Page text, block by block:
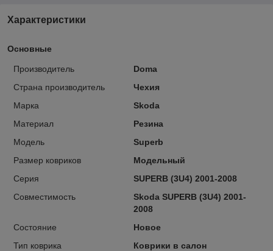
Характеристики
Основные
Производитель
Doma
Страна производитель
Чехия
Марка
Skoda
Материал
Резина
Модель
Superb
Размер ковриков
Модельный
Серия
SUPERB (3U4) 2001-2008
Совместимость
Skoda SUPERB (3U4) 2001-
2008
Состояние
Новое
Тип коврика
Коврики в салон